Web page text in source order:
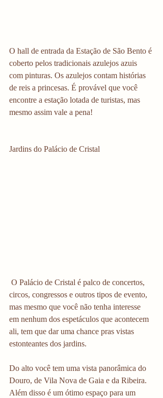
O hall de entrada da Estação de São Bento é
coberto pelos tradicionais azulejos azuis
com pinturas. Os azulejos contam histórias
de reis a princesas. É provável que você
encontre a estação lotada de turistas, mas
mesmo assim vale a pena!
Jardins do Palácio de Cristal
circos, congressos e outros tipos de evento,
mas mesmo que você não tenha interesse
em nenhum dos espetáculos que acontecem
ali, tem que dar uma chance pras vistas
estonteantes dos jardins.
Do alto você tem uma vista panorâmica do
Douro, de Vila Nova de Gaia e da Ribeira.
Além disso é um ótimo espaço para um